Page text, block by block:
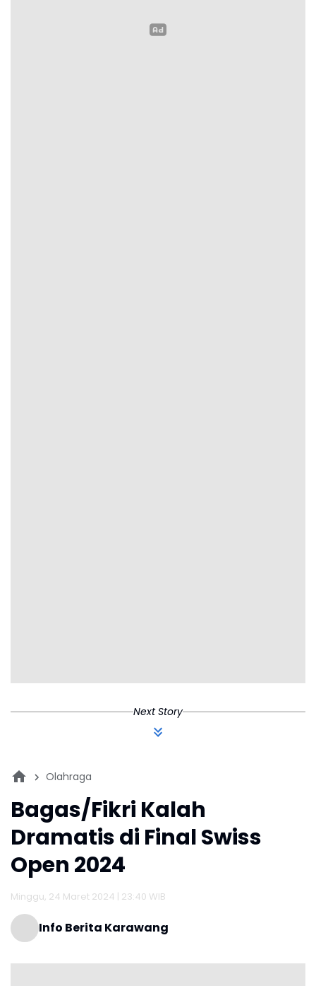
Next Story
Olahraga
Bagas/Fikri Kalah
Dramatis di Final Swiss
Open 2024
Minggu, 24 Maret 2024 | 23:40 WIB
Info Berita Karawang